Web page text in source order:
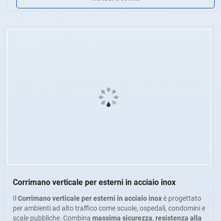
Servizi personalizzati: Le dimensioni, la forma del tubo, i
adattati alle specifiche del progetto.
Corrimano verticale per esterni in acciaio inox
IlCorrimano verticale per esterni in acciaio inoxè progettato
per ambienti ad alto traffico come scuole, ospedali, condomini e
scale pubbliche. Combina massima sicurezza, resistenza alla